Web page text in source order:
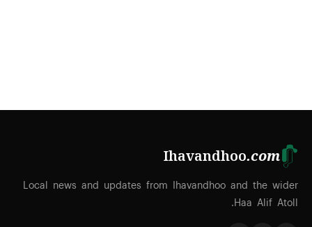
Ihavandhoo.com
Local news and updates from Ihavandhoo and the wider
Haa Alif Atoll.